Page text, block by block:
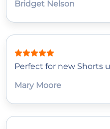
Bridget Nelson
Perfect for new Shorts
Mary Moore